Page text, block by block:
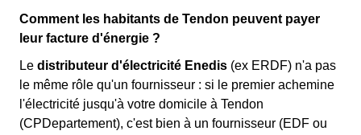
Comment les habitants de Tendon peuvent payer
leur facture d'énergie ?
Le distributeur d'électricité Enedis (ex ERDF) n'a pas
le même rôle qu'un fournisseur : si le premier achemine
l'électricité jusqu'à votre domicile à Tendon
(CPDepartement), c'est bien à un fournisseur (EDF ou